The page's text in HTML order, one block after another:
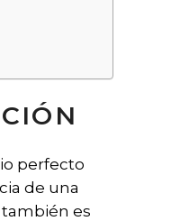
perfecto
de una
es